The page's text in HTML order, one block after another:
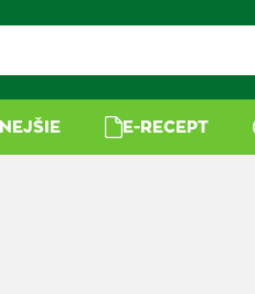
E-RECEPT